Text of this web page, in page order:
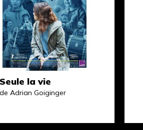
Seule la vie
de Adrian Goiginger